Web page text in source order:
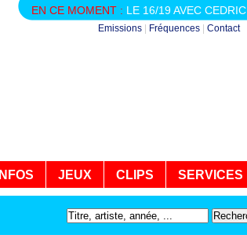
EN CE MOMENT : LE 16/19 AVEC CEDRIC
Emissions Fréquences Contact
INFOS JEUX CLIPS SERVICES